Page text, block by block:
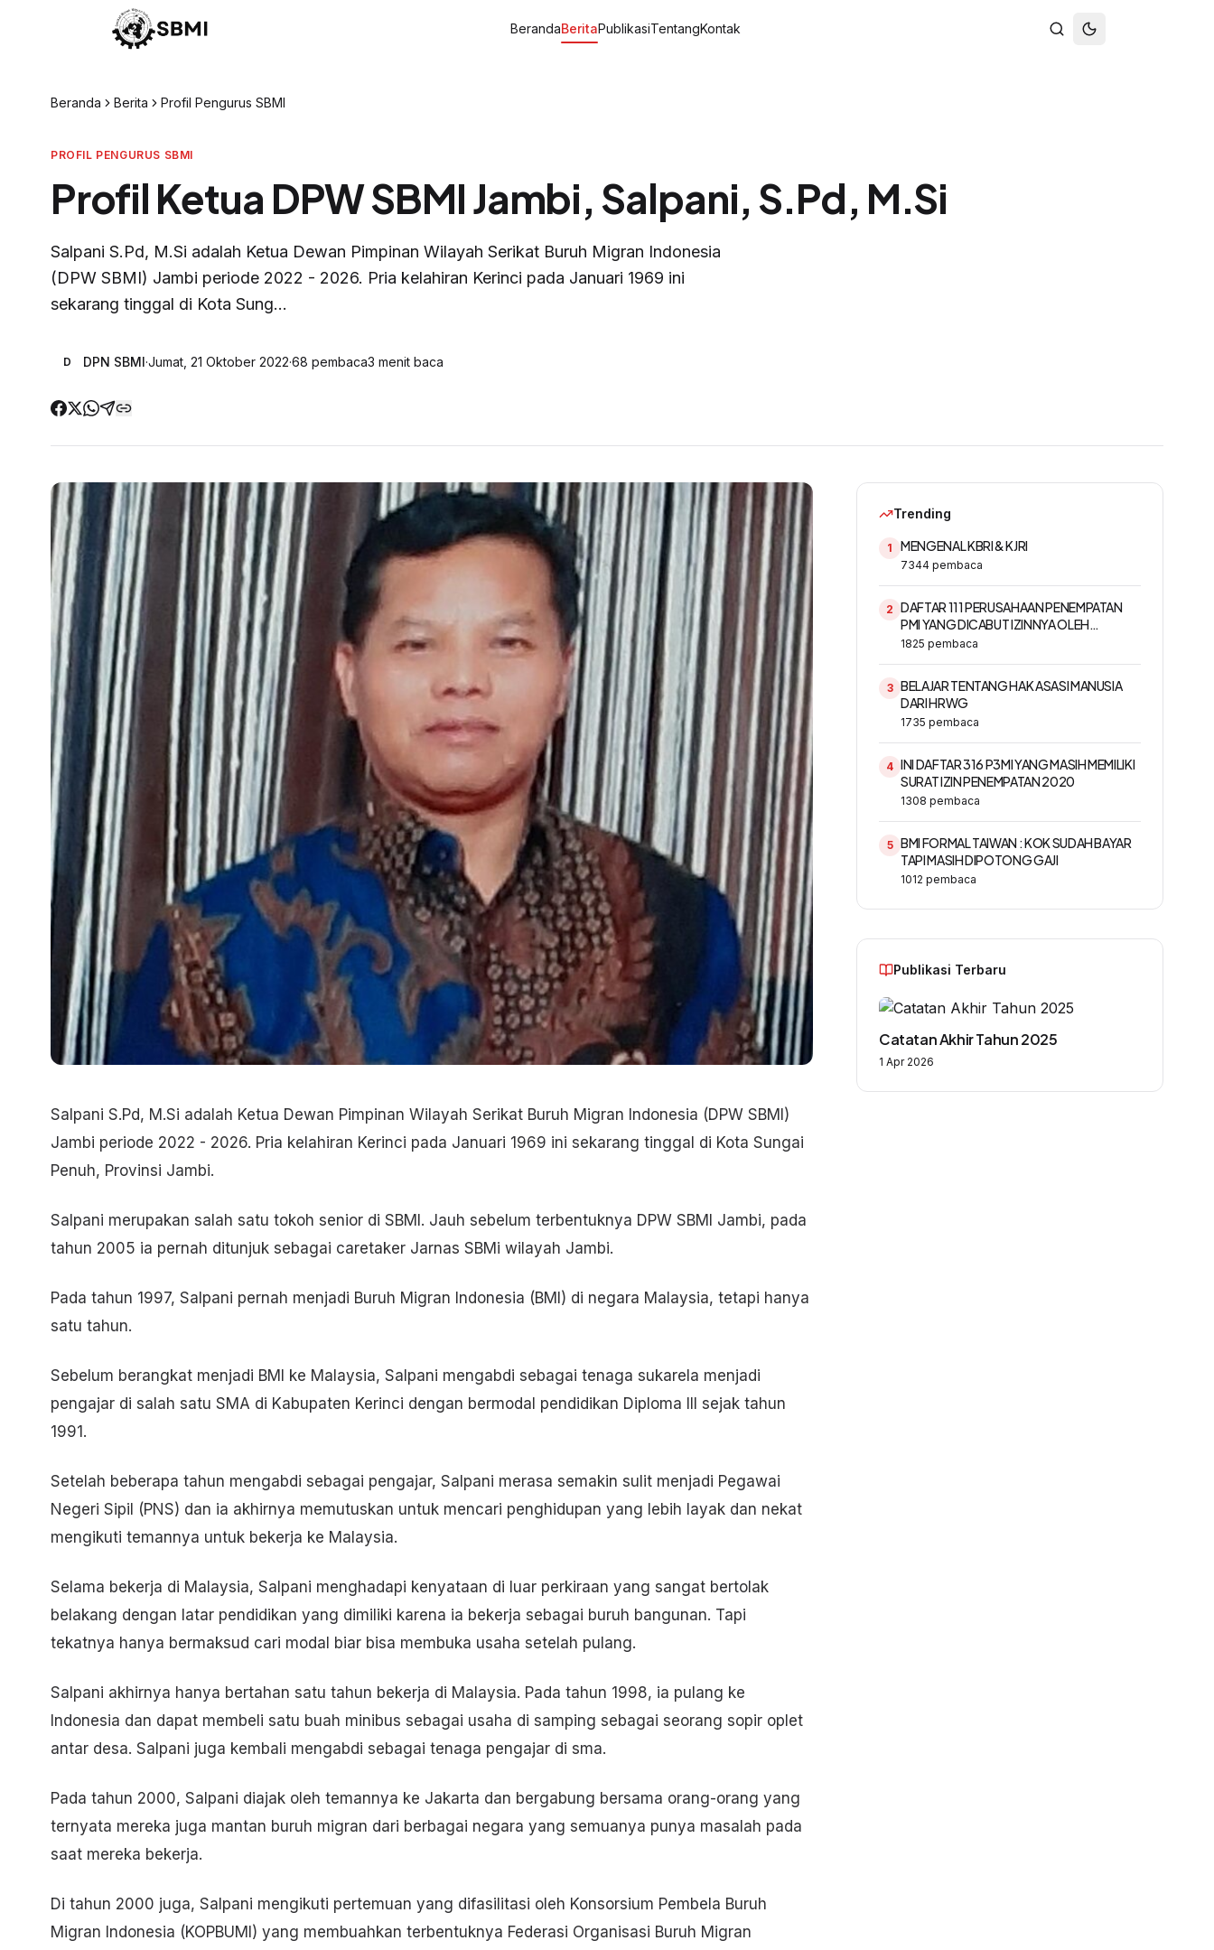
BerandaBeritaPublikasiTentangKontak
Beranda Berita Profil Pengurus SBMI
PROFIL PENGURUS SBMI
Profil Ketua DPW SBMI Jambi, Salpani, S.Pd, M.Si
Salpani S.Pd, M.Si adalah Ketua Dewan Pimpinan Wilayah Serikat Buruh Migran Indonesia
(DPW SBMI) Jambi periode 2022 - 2026. Pria kelahiran Kerinci pada Januari 1969 ini
sekarang tinggal di Kota Sung...
D DPN SBMI·Jumat, 21 Oktober 2022·68 pembaca3 menit baca
Salpani S.Pd, M.Si adalah Ketua Dewan Pimpinan Wilayah Serikat Buruh Migran Indonesia (DPW SBMI)
Jambi periode 2022 - 2026. Pria kelahiran Kerinci pada Januari 1969 ini sekarang tinggal di Kota Sungai
Penuh, Provinsi Jambi.
Salpani merupakan salah satu tokoh senior di SBMI. Jauh sebelum terbentuknya DPW SBMI Jambi, pada
tahun 2005 ia pernah ditunjuk sebagai caretaker Jarnas SBMi wilayah Jambi.
Pada tahun 1997, Salpani pernah menjadi Buruh Migran Indonesia (BMI) di negara Malaysia, tetapi hanya
satu tahun.
Sebelum berangkat menjadi BMI ke Malaysia, Salpani mengabdi sebagai tenaga sukarela menjadi
pengajar di salah satu SMA di Kabupaten Kerinci dengan bermodal pendidikan Diploma III sejak tahun
1991.
Setelah beberapa tahun mengabdi sebagai pengajar, Salpani merasa semakin sulit menjadi Pegawai
Negeri Sipil (PNS) dan ia akhirnya memutuskan untuk mencari penghidupan yang lebih layak dan nekat
mengikuti temannya untuk bekerja ke Malaysia.
Selama bekerja di Malaysia, Salpani menghadapi kenyataan di luar perkiraan yang sangat bertolak
belakang dengan latar pendidikan yang dimiliki karena ia bekerja sebagai buruh bangunan. Tapi
tekatnya hanya bermaksud cari modal biar bisa membuka usaha setelah pulang.
Salpani akhirnya hanya bertahan satu tahun bekerja di Malaysia. Pada tahun 1998, ia pulang ke
Indonesia dan dapat membeli satu buah minibus sebagai usaha di samping sebagai seorang sopir oplet
antar desa. Salpani juga kembali mengabdi sebagai tenaga pengajar di sma.
Pada tahun 2000, Salpani diajak oleh temannya ke Jakarta dan bergabung bersama orang-orang yang
ternyata mereka juga mantan buruh migran dari berbagai negara yang semuanya punya masalah pada
saat mereka bekerja.
Di tahun 2000 juga, Salpani mengikuti pertemuan yang difasilitasi oleh Konsorsium Pembela Buruh
Migran Indonesia (KOPBUMI) yang membuahkan terbentuknya Federasi Organisasi Buruh Migran
Trending
1 MENGENAL KBRI & KJRI
7344 pembaca
2 DAFTAR 111 PERUSAHAAN PENEMPATAN
PMI YANG DICABUT IZINNYA OLEH
KEMNAKER
1825 pembaca
3 BELAJAR TENTANG HAK ASASI MANUSIA
DARI HRWG
1735 pembaca
4 INI DAFTAR 316 P3MI YANG MASIH MEMILIKI
SURAT IZIN PENEMPATAN 2020
1308 pembaca
5 BMI FORMAL TAIWAN : KOK SUDAH BAYAR
TAPI MASIH DIPOTONG GAJI
1012 pembaca
Publikasi Terbaru
Catatan Akhir Tahun 2025
1 Apr 2026